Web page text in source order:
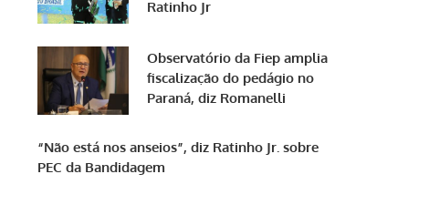
Ratinho Jr
Observatório da Fiep amplia
fiscalização do pedágio no
Paraná, diz Romanelli
“Não está nos anseios”, diz Ratinho Jr. sobre
PEC da Bandidagem